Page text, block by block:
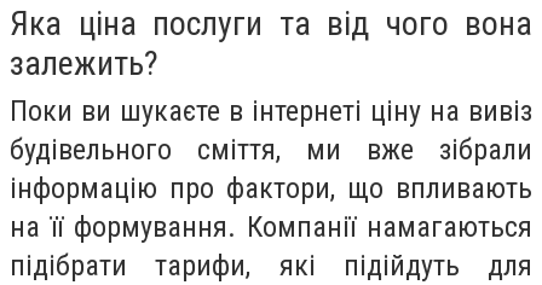
Яка ціна послуги та від чого вона
залежить?
Поки ви шукаєте в інтернеті ціну на вивіз
будівельного сміття, ми вже зібрали
інформацію про фактори, що впливають
на її формування. Компанії намагаються
підібрати тарифи, які підійдуть для